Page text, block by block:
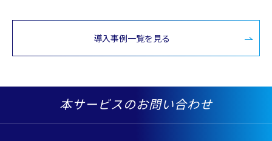
導入事例一覧を見る
本サービスのお問い合わせ